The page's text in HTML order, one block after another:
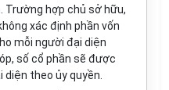
Trường hợp chủ sở hữu,
xác định phần vốn
mỗi người đại diện
số cổ phần sẽ được
theo ủy quyền.